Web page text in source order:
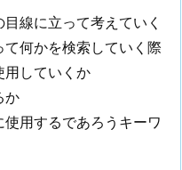
線に立って考えていく
何かを検索していく際
用していくか
か
用するであろうキーワ